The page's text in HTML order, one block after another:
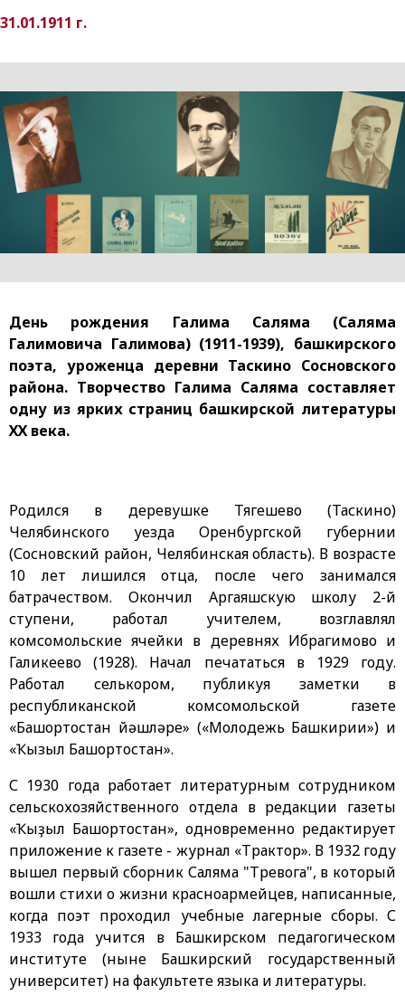
31.01.1911 г.
День рождения Галима Саляма (Саляма
Галимовича Галимова) (1911-1939), башкирского
поэта, уроженца деревни Таскино Сосновского
района. Творчество Галима Саляма составляет
одну из ярких страниц башкирской литературы
ХХ века.
Родился в деревушке Тягешево (Таскино)
Челябинского уезда Оренбургской губернии
(Сосновский район, Челябинская область). В возрасте
10 лет лишился отца, после чего занимался
батрачеством. Окончил Аргаяшскую школу 2-й
ступени, работал учителем, возглавлял
комсомольские ячейки в деревнях Ибрагимово и
Галикеево (1928). Начал печататься в 1929 году.
Работал селькором, публикуя заметки в
республиканской комсомольской газете
«Башҡортостан йәшләре» («Молодежь Башкирии») и
«Ҡызыл Башҡортостан».
С 1930 года работает литературным сотрудником
сельскохозяйственного отдела в редакции газеты
«Ҡыҙыл Башҡортостан», одновременно редактирует
приложение к газете - журнал «Трактор». В 1932 году
вышел первый сборник Саляма "Тревога", в который
вошли стихи о жизни красноармейцев, написанные,
когда поэт проходил учебные лагерные сборы. С
1933 года учится в Башкирском педагогическом
институте (ныне Башкирский государственный
университет) на факультете языка и литературы.